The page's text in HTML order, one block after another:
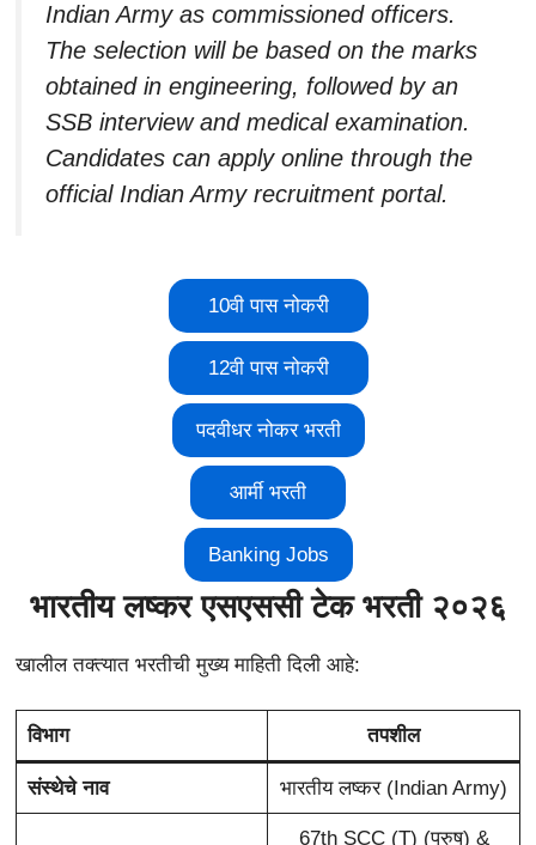
Indian Army as commissioned officers.
The selection will be based on the marks
obtained in engineering, followed by an
SSB interview and medical examination.
Candidates can apply online through the
official Indian Army recruitment portal.
10वी पास नोकरी
12वी पास नोकरी
पदवीधर नोकर भरती
आर्मी भरती
Banking Jobs
भारतीय लष्कर एसएससी टेक भरती २०२६
खालील तक्त्यात भरतीची मुख्य माहिती दिली आहे:
विभाग तपशील
संस्थेचे नाव भारतीय लष्कर (Indian Army)
67th SCC (T) (पुरुष) &